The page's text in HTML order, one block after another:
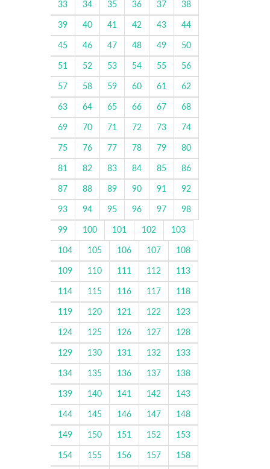
33 34 35 36 37 38
39 40 41 42 43 44
45 46 47 48 49 50
51 52 53 54 55 56
57 58 59 60 61 62
63 64 65 66 67 68
69 70 71 72 73 74
75 76 77 78 79 80
81 82 83 84 85 86
87 88 89 90 91 92
93 94 95 96 97 98
99 100 101 102 103
104 105 106 107 108
109 110 111 112 113
114 115 116 117 118
119 120 121 122 123
124 125 126 127 128
129 130 131 132 133
134 135 136 137 138
139 140 141 142 143
144 145 146 147 148
149 150 151 152 153
154 155 156 157 158